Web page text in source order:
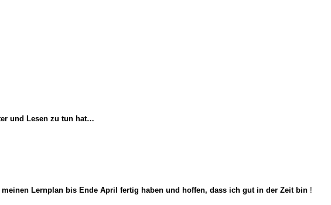
und Lesen zu tun hat…
meinen Lernplan bis Ende April fertig haben und hoffen, dass ich gut in der Zeit bin !